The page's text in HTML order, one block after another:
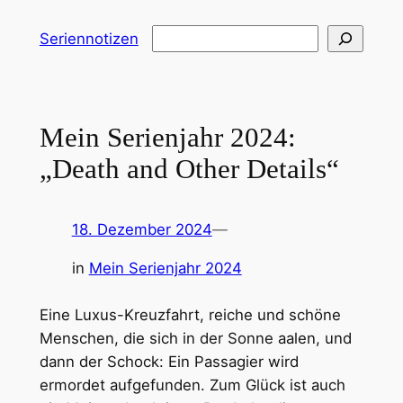
InhaltSeriennotizen
Mein Serienjahr 2024:
„Death and Other Details“
18. Dezember 2024—
in Mein Serienjahr 2024
Eine Luxus-Kreuzfahrt, reiche und schöne
Menschen, die sich in der Sonne aalen, und
dann der Schock: Ein Passagier wird
ermordet aufgefunden. Zum Glück ist auch